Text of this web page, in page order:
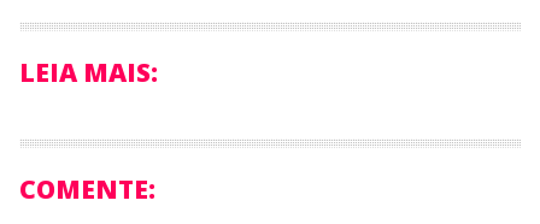
LEIA MAIS:
COMENTE: